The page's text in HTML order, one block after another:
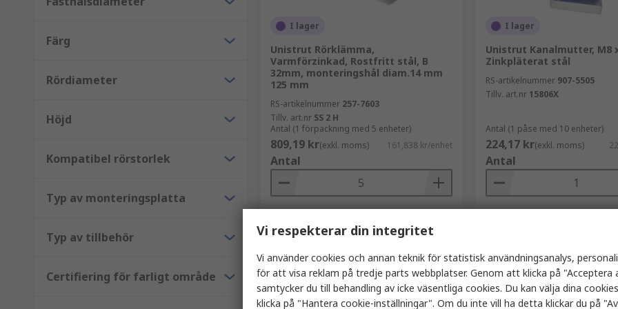
Färg
Rördiameter
Höjd
Kompatibel rörstorlek
Typ av monteringsplatta
Typ av tillbehör
Certifiering för farligt område
I lager
Unistrut Rörklämma,
Varmförzinkad, Rostfritt stål, B
32mm, monteringshål diam.14 mm
125 mm
RS-artikelnummer 257-7603
Tillv. art.nr SS 2 H
Antal (1 förpackning med 5 enheter)
809,19 kr(exkl. moms) 161,838 kr/enhet
Antal
Lägg i korgen
I lager
Unistrut Kanalmutter, M8
Zinkpläterat stål
RS-artikelnummer 907-5505
Tillv. art.nr 15806X
Antal (1 påse med 10 enheter)
224,17 kr(exkl. moms)
Antal
Vi respekterar din integritet
Vi använder cookies och annan teknik för statistisk användningsanalys,
för att visa reklam på tredje parts webbplatser. Genom att klicka på "Acceptera
samtycker du till behandling av icke väsentliga cookies. Du kan välja dina
klicka på "Hantera cookie-inställningar". Om du inte vill ha detta klickar du på